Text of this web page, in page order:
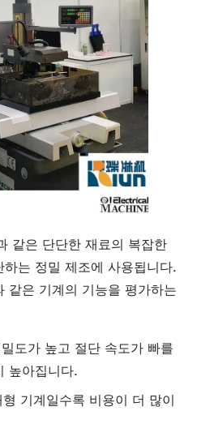
같은 단단한 재료의 복잡한
는 정밀 제조에 사용됩니다.
같은 기계의 기능을 평가하는
도가 높고 절단 속도가 빠를
높아집니다.
기계일수록 비용이 더 많이